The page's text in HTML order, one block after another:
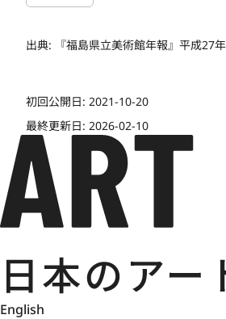
出典: 『福島県立美術館年報』平成27
初回公開日: 2021-10-20
最終更新日: 2026-02-10
English